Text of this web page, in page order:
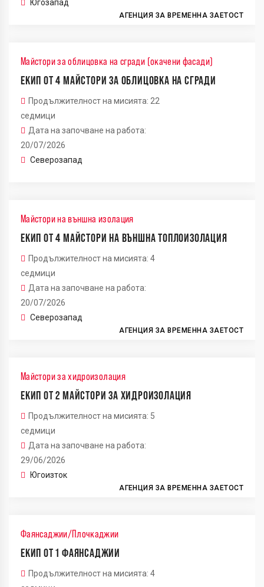
Югозапад
АГЕНЦИЯ ЗА ВРЕМЕННА ЗАЕТОСТ
Майстори за облицовка на сгради (окачени фасади)
ЕКИП ОТ 4 МАЙСТОРИ ЗА ОБЛИЦОВКА НА СГРАДИ
Продължителност на мисията: 22
седмици
Дата на започване на работа:
20/07/2026
Северозапад
Майстори на външна изолация
ЕКИП ОТ 4 МАЙСТОРИ НА ВЪНШНА ТОПЛОИЗОЛАЦИЯ
Продължителност на мисията: 4
седмици
Дата на започване на работа:
20/07/2026
Северозапад
АГЕНЦИЯ ЗА ВРЕМЕННА ЗАЕТОСТ
Майстори за хидроизолация
ЕКИП ОТ 2 МАЙСТОРИ ЗА ХИДРОИЗОЛАЦИЯ
Продължителност на мисията: 5
седмици
Дата на започване на работа:
29/06/2026
Югоизток
АГЕНЦИЯ ЗА ВРЕМЕННА ЗАЕТОСТ
Фаянсаджии/Плочкаджии
ЕКИП ОТ 1 ФАЯНСАДЖИИ
Продължителност на мисията: 4